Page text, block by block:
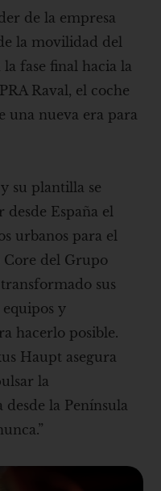
de la empresa
la movilidad del
fase final hacia la
Raval, el coche
una nueva era para
su plantilla se
España el
urbanos para el
del Grupo
sus
y
hacerlo posible.
Haupt asegura
la
la Península